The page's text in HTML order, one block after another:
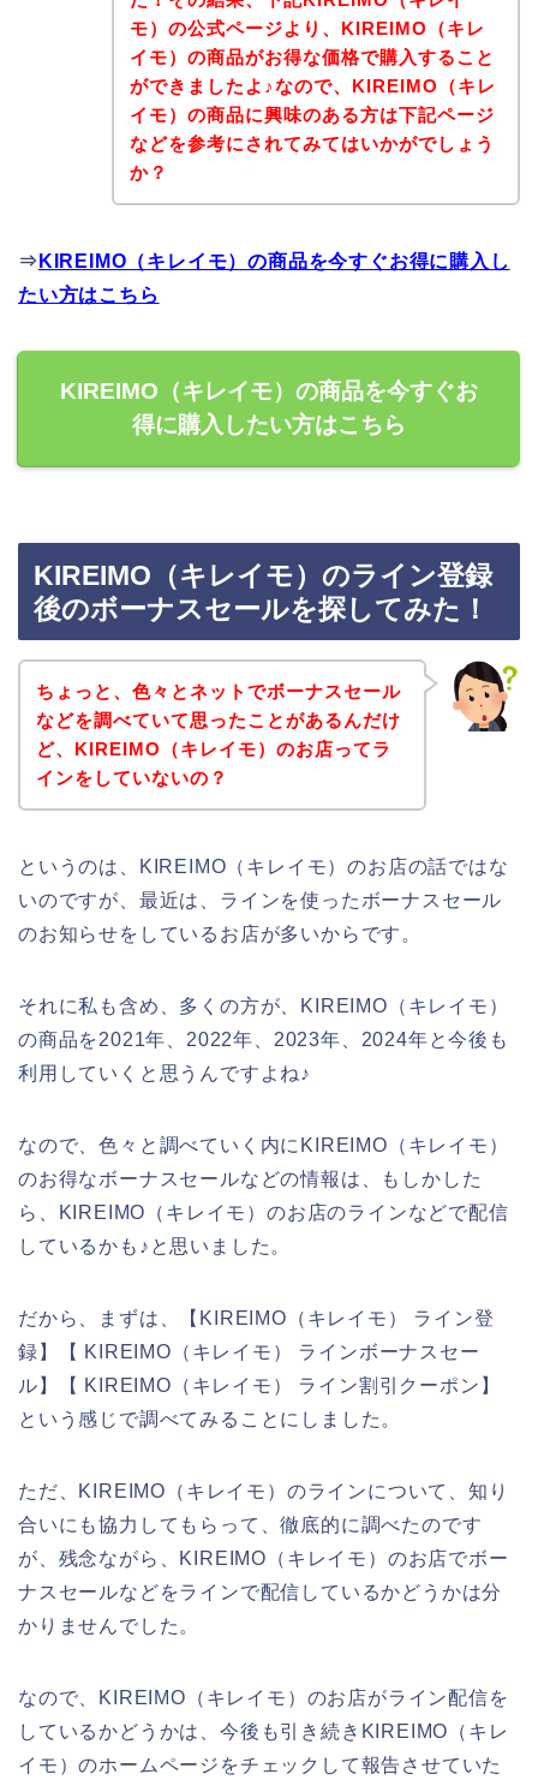
モ）の公式ページより、KIREIMO（キレ
イモ）の商品がお得な価格で購入すること
ができましたよ♪なので、KIREIMO（キレ
イモ）の商品に興味のある方は下記ページ
などを参考にされてみてはいかがでしょう
か？
⇒ KIREIMO（キレイモ）の商品を今すぐお得に購入し
たい方はこちら
KIREIMO（キレイモ）の商品を今すぐお
得に購入したい方はこちら
KIREIMO（キレイモ）のライン登録
後のボーナスセールを探してみた！
ちょっと、色々とネットでボーナスセール
などを調べていて思ったことがあるんだけ
ど、KIREIMO（キレイモ）のお店ってラ
インをしていないの？
というのは、KIREIMO（キレイモ）のお店の話ではな
いのですが、最近は、ラインを使ったボーナスセール
のお知らせをしているお店が多いからです。
それに私も含め、多くの方が、KIREIMO（キレイモ）
の商品を2021年、2022年、2023年、2024年と今後も
利用していくと思うんですよね♪
なので、色々と調べていく内にKIREIMO（キレイモ）
のお得なボーナスセールなどの情報は、もしかした
ら、KIREIMO（キレイモ）のお店のラインなどで配信
しているかも♪と思いました。
だから、まずは、【KIREIMO（キレイモ） ライン登
録】【 KIREIMO（キレイモ） ラインボーナスセー
ル】【 KIREIMO（キレイモ） ライン割引クーポン】
という感じで調べてみることにしました。
ただ、KIREIMO（キレイモ）のラインについて、知り
合いにも協力してもらって、徹底的に調べたのです
が、残念ながら、KIREIMO（キレイモ）のお店でボー
ナスセールなどをラインで配信しているかどうかは分
かりませんでした。
なので、KIREIMO（キレイモ）のお店がライン配信を
しているかどうかは、今後も引き続きKIREIMO（キレ
イモ）のホームページをチェックして報告させていた